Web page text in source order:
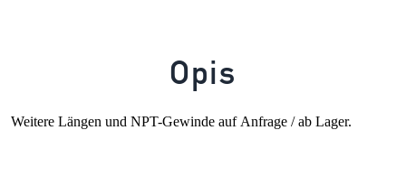
Opis
Weitere Längen und NPT-Gewinde auf Anfrage / ab Lager.